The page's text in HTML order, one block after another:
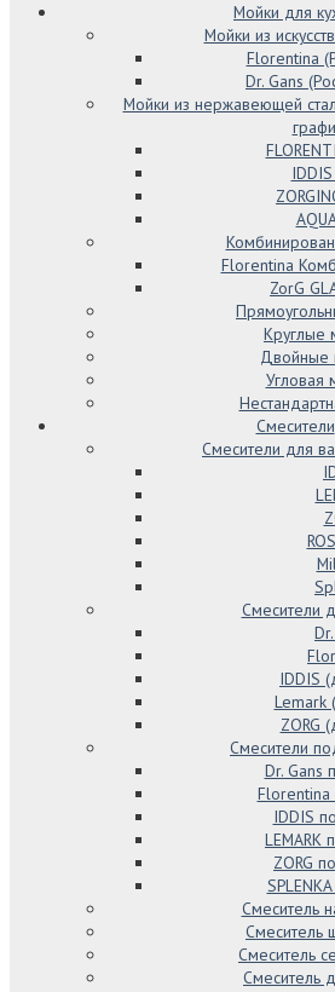
Мойки для
Мойки из
Florentina
Dr. Gans
Мойки из нержавеющей
Florentina
ZorG
Круглые
Двойные
Угловая
Смесители
Смесители для
Смесители
IDDIS
Lemark
ZORG
Смесители
Dr. Gans
Florentina
IDDIS
LEMARK
ZORG
Смеситель
Смеситель
Смеситель
Смеситель